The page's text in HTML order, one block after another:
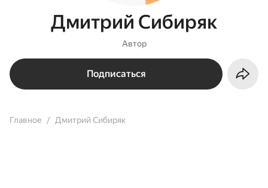
Дмитрий Сибиряк
Автор
Подписаться
Главное Дмитрий Сибиряк